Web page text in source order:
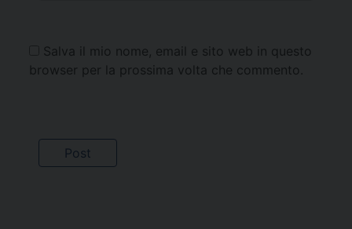
Salva il mio nome, email e sito web in questo
browser per la prossima volta che commento.